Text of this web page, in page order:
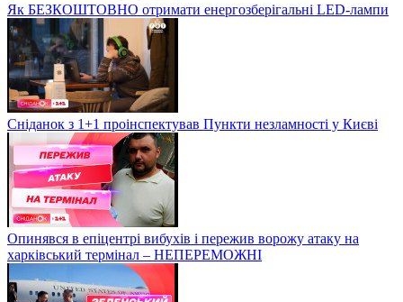
Як БЕЗКОШТОВНО отримати енергозберігальні LED-лампи
Сніданок з 1+1 проінспектував Пункти незламності у Києві
Опинявся в епіцентрі вибухів і пережив ворожу атаку на
харківський термінал – НЕПЕРЕМОЖНІ